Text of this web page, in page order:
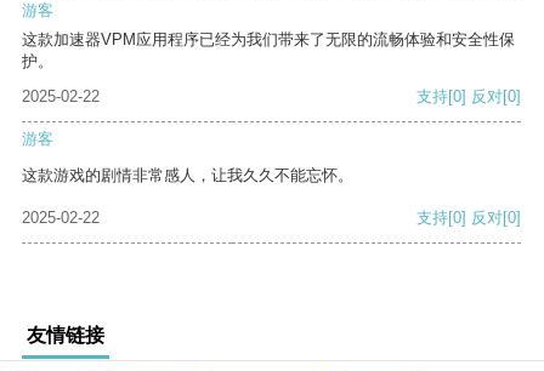
游客
这款加速器VPM应用程序已经为我们带来了无限的流畅体验和安全性保
护。
2025-02-22
支持[0] 反对[0]
游客
这款游戏的剧情非常感人，让我久久不能忘怀。
2025-02-22 支持[0] 反对[0]
友情链接